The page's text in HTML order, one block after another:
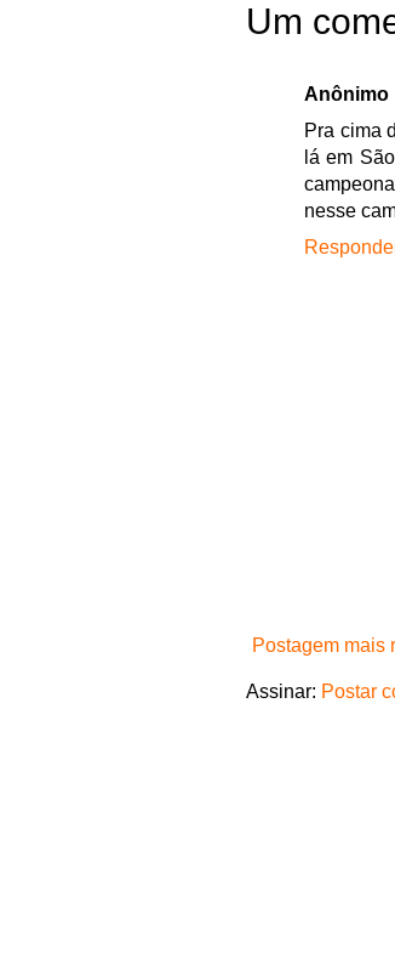
Um
Anônimo
Pra cima
lá em
nesse
Postagem mais
Assinar: Postar